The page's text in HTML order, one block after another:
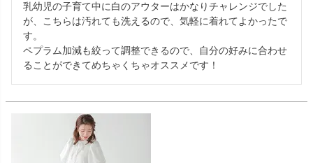
乳幼児の子育て中に白のアウターはかなりチャレンジでした
が、こちらは汚れても洗えるので、気軽に着れてよかったで
す。
ペプラム加減も絞って調整できるので、自分の好みに合わせ
ることができてめちゃくちゃオススメです！